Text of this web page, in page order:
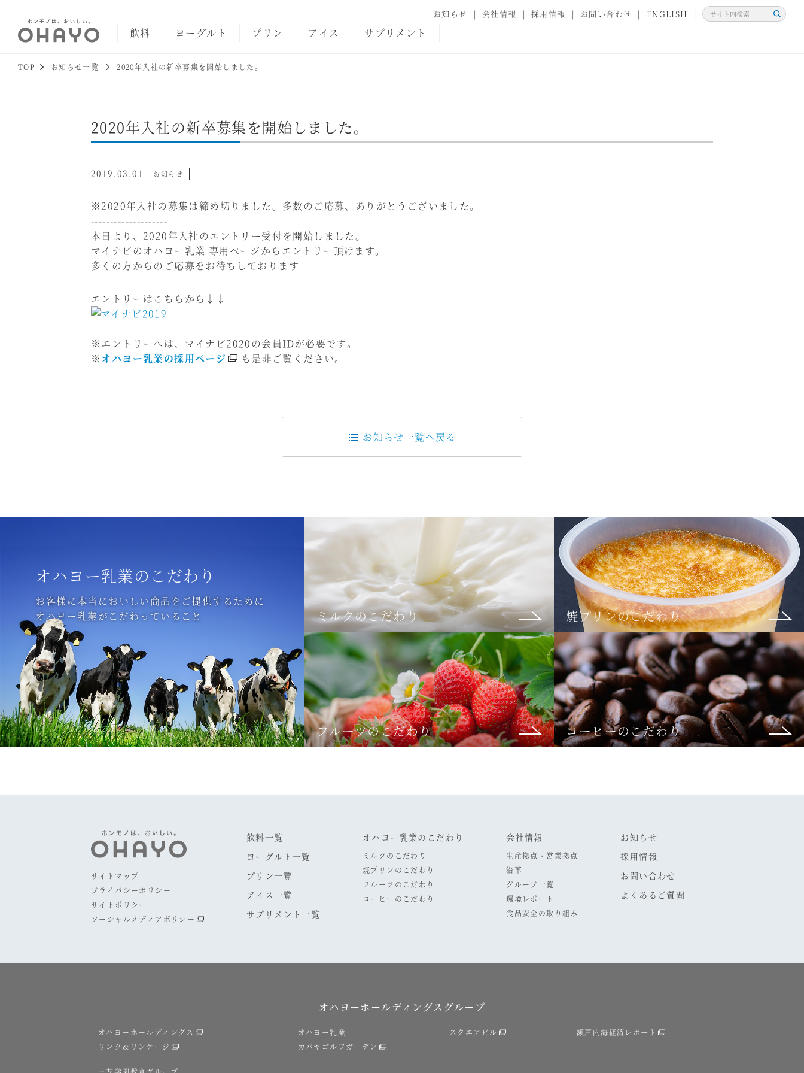
飲料 ヨーグルト プリン アイス サプリメント
お知らせ 会社情報 採用情報 お問い合わせ ENGLISH
検
TOP お知らせ一覧 2020年入社の新卒募集を開始しました。
2020年入社の新卒募集を開始しました。
2019.03.01 お知らせ
※2020年入社の募集は締め切りました。多数のご応募、ありがとうございました。
--------------------
本日より、2020年入社のエントリー受付を開始しました。
マイナビのオハヨー乳業 専用ページからエントリー頂けます。
多くの方からのご応募をお待ちしております
エントリーはこちらから↓↓
※エントリーへは、マイナビ2020の会員IDが必要です。
※オハヨー乳業の採用ページ も是非ご覧ください。
お知らせ一覧へ戻る
オハヨー乳業のこだわり
お客様に本当においしい商品をご提供するために
オハヨー乳業がこだわっていること
ミルクのこだわり 焼プリンのこだわり
フルーツのこだわり コーヒーのこだわり
サイトマップ
プライバシーポリシー
サイトポリシー
ソーシャルメディアポリシー
飲料一覧
ヨーグルト一覧
プリン一覧
アイス一覧
サプリメント一覧
オハヨー乳業のこだわり
ミルクのこだわり
焼プリンのこだわり
フルーツのこだわり
コーヒーのこだわり
会社情報
生産拠点・営業拠点
沿革
グループ一覧
環境レポート
食品安全の取り組み
お知らせ
採用情報
お問い合わせ
よくあるご質問
オハヨーホールディングスグループ
オハヨーホールディングス
リンク＆リンケージ
オハヨー乳業
カバヤゴルフガーデン
スクエアビル 瀬戸内海経済レポート